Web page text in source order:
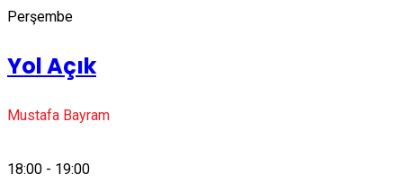
Perşembe
Yol Açık
Mustafa Bayram
18:00 - 19:00